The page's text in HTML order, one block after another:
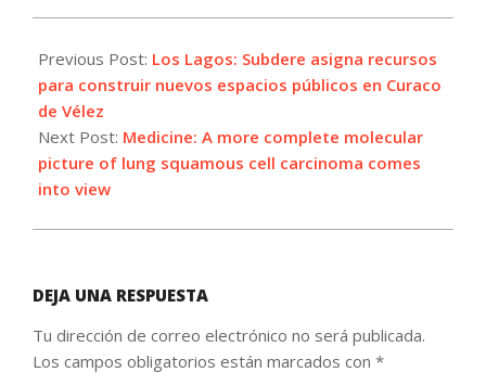
08-
06
Previous Post: Los Lagos: Subdere asigna recursos
para construir nuevos espacios públicos en Curaco
de Vélez
Next Post: Medicine: A more complete molecular
picture of lung squamous cell carcinoma comes
into view
DEJA UNA RESPUESTA
Tu dirección de correo electrónico no será publicada.
Los campos obligatorios están marcados con *